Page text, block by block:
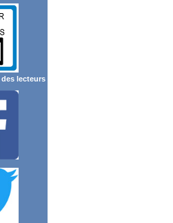
lecteurs